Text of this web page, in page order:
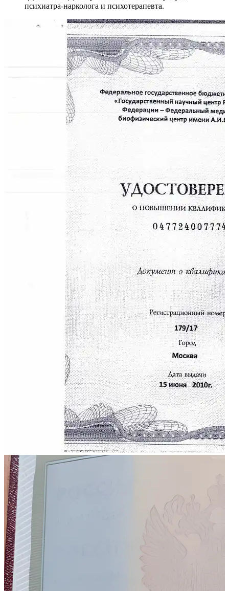
психиатра-нарколога и психотерапевта.